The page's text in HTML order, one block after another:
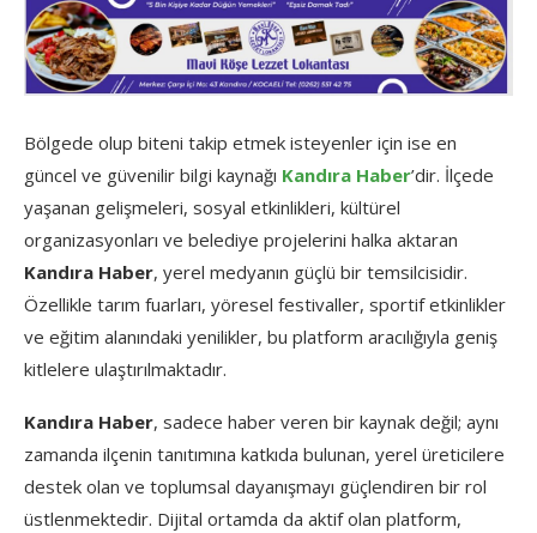
Bölgede olup biteni takip etmek isteyenler için ise en
güncel ve güvenilir bilgi kaynağı Kandıra Haber’dir. İlçede
yaşanan gelişmeleri, sosyal etkinlikleri, kültürel
organizasyonları ve belediye projelerini halka aktaran
Kandıra Haber, yerel medyanın güçlü bir temsilcisidir.
Özellikle tarım fuarları, yöresel festivaller, sportif etkinlikler
ve eğitim alanındaki yenilikler, bu platform aracılığıyla geniş
kitlelere ulaştırılmaktadır.
Kandıra Haber, sadece haber veren bir kaynak değil; aynı
zamanda ilçenin tanıtımına katkıda bulunan, yerel üreticilere
destek olan ve toplumsal dayanışmayı güçlendiren bir rol
üstlenmektedir. Dijital ortamda da aktif olan platform,